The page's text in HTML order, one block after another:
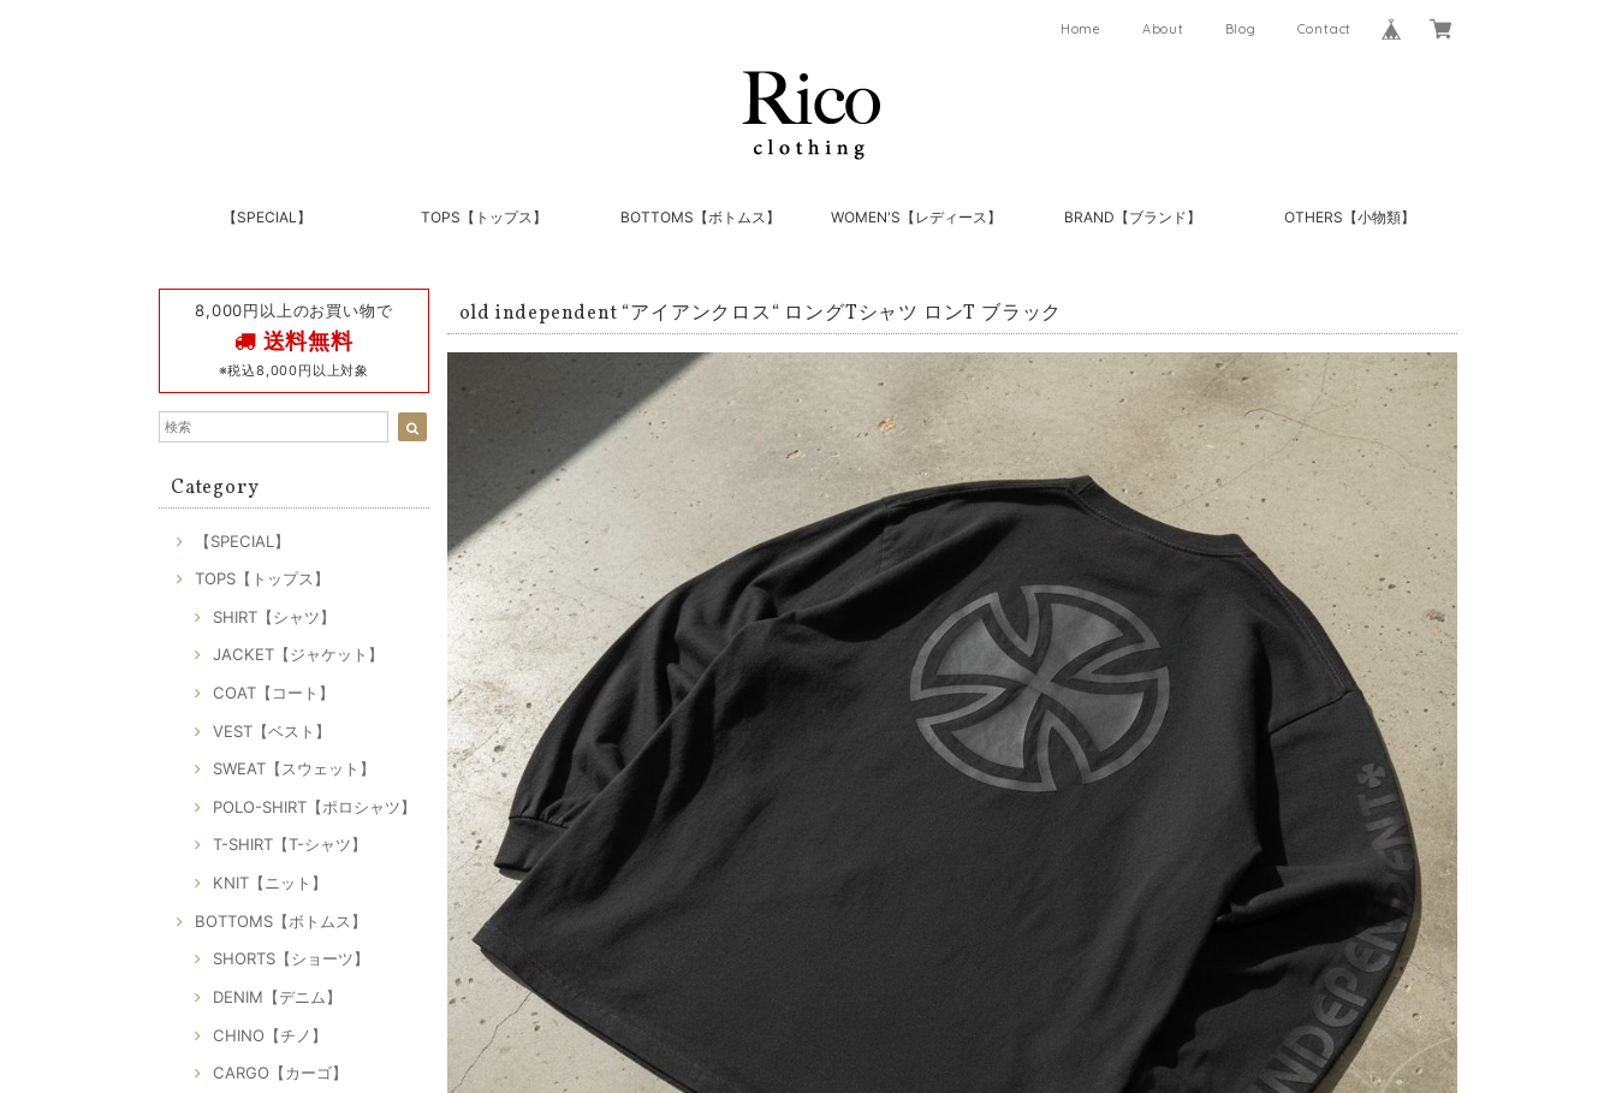
Home About Blog Contact
【SPECIAL】 TOPS【トップス】 BOTTOMS【ボトムス】 WOMEN'S【レディース】 BRAND【ブランド】 OTHERS【小物類】
8,000円以上のお買い物で
送料無料
※税込8,000円以上対象
Category
【SPECIAL】
TOPS【トップス】
SHIRT【シャツ】
JACKET【ジャケット】
COAT【コート】
VEST【ベスト】
SWEAT【スウェット】
POLO-SHIRT【ポロシャツ】
T-SHIRT【T-シャツ】
KNIT【ニット】
BOTTOMS【ボトムス】
SHORTS【ショーツ】
DENIM【デニム】
CHINO【チノ】
CARGO【カーゴ】
old independent “アイアンクロス“ ロングTシャツ ロンT ブラック